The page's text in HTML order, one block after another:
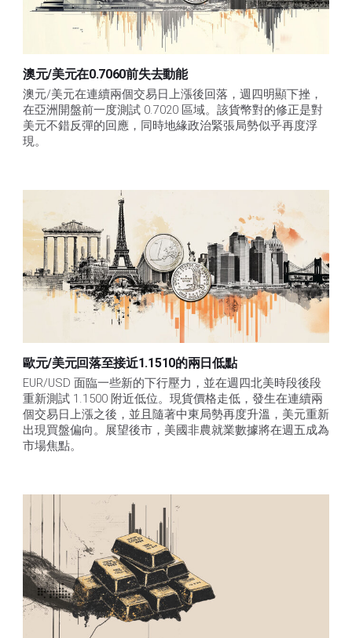
澳元/美元在0.7060前失去動能
澳元/美元在連續兩個交易日上漲後回落，週四明顯下挫，
在亞洲開盤前一度測試 0.7020 區域。該貨幣對的修正是對
美元不錯反彈的回應，同時地緣政治緊張局勢似乎再度浮
現。
歐元/美元回落至接近1.1510的兩日低點
EUR/USD 面臨一些新的下行壓力，並在週四北美時段後段
重新測試 1.1500 附近低位。現貨價格走低，發生在連續兩
個交易日上漲之後，並且隨著中東局勢再度升溫，美元重新
出現買盤偏向。展望後市，美國非農就業數據將在週五成為
市場焦點。